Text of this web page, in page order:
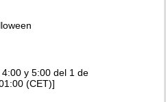
y 5:00 del 1 de
(CET)]